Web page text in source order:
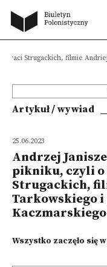
Strugackich, filmie
Artykuł / wywiad
25.06.2023
Andrzej
pikniku, czyli
Strugackich,
Tarkowskiego i
Kaczmarskiego
Wszystko zaczęło się